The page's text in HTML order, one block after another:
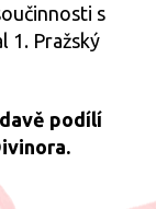
s
1. Pražský
podílí